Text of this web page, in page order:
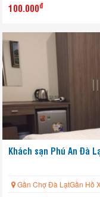
100.000đ
Khách sạn Phú An Đà
Gần Chợ Đà LạtGần Hồ